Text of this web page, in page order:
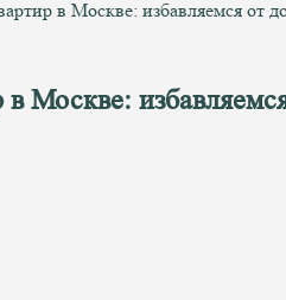
в Москве: избавляемся от
Москве: